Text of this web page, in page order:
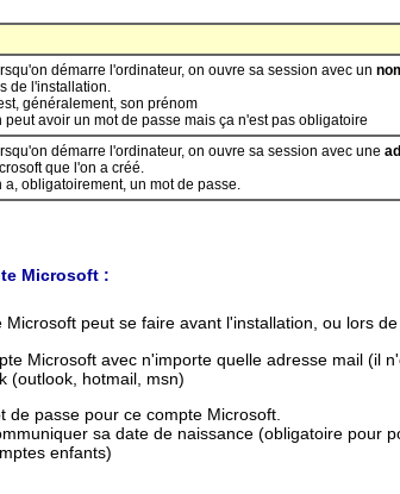
démarre l'ordinateur, on ouvre sa session avec un
de l'installation.
généralement, son prénom
peut avoir un mot de passe mais ça n'est pas obligatoire
démarre l'ordinateur, on ouvre sa session avec une
que l'on a créé.
a, obligatoirement, un mot de passe.
Microsoft :
Microsoft peut se faire avant l'installation, ou lors
Microsoft avec n'importe quelle adresse mail (il
(outlook, hotmail, msn)
de passe pour ce compte Microsoft.
sa date de naissance (obligatoire pour
enfants)